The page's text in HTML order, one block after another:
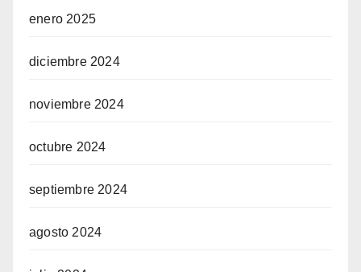
enero 2025
diciembre 2024
noviembre 2024
octubre 2024
septiembre 2024
agosto 2024